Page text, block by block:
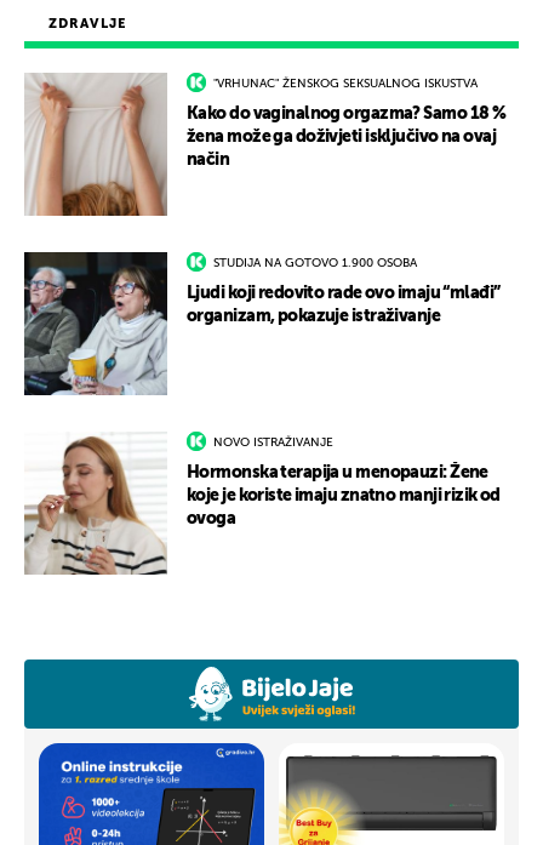
ZDRAVLJE
"VRHUNAC" ŽENSKOG SEKSUALNOG ISKUSTVA
Kako do vaginalnog orgazma? Samo 18 %
žena može ga doživjeti isključivo na ovaj
način
STUDIJA NA GOTOVO 1.900 OSOBA
Ljudi koji redovito rade ovo imaju “mlađi”
organizam, pokazuje istraživanje
NOVO ISTRAŽIVANJE
Hormonska terapija u menopauzi: Žene
koje je koriste imaju znatno manji rizik od
ovoga